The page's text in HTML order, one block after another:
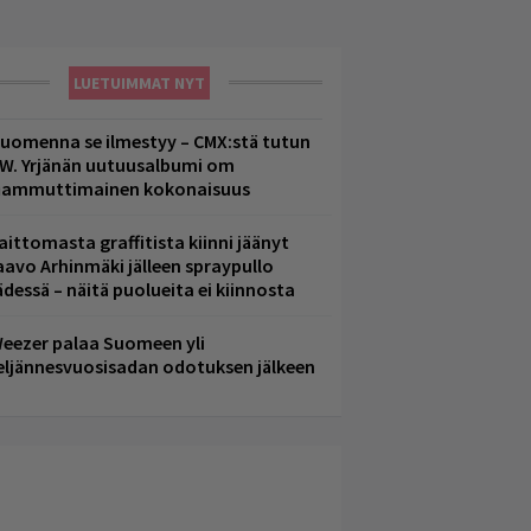
LUETUIMMAT NYT
se ilmestyy – CMX:stä tutun
Yrjänän uutuusalbumi om
kokonaisuus
graffitista kiinni jäänyt
Arhinmäki jälleen spraypullo
– näitä puolueita ei kiinnosta
palaa Suomeen yli
odotuksen jälkeen